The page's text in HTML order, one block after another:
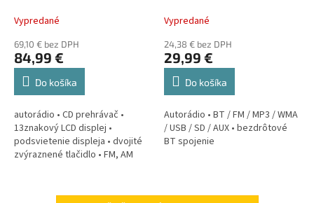
Vypredané
69,10 € bez DPH
84,99 €
Do košíka
autorádio • CD prehrávač •
13znakový LCD displej •
podsvietenie displeja • dvojité
zvýraznené tlačidlo • FM, AM
prehrávanie...
Vypredané
24,38 € bez DPH
29,99 €
Do košíka
Autorádio • BT / FM / MP3 / WMA
/ USB / SD / AUX • bezdrôtové
BT spojenie